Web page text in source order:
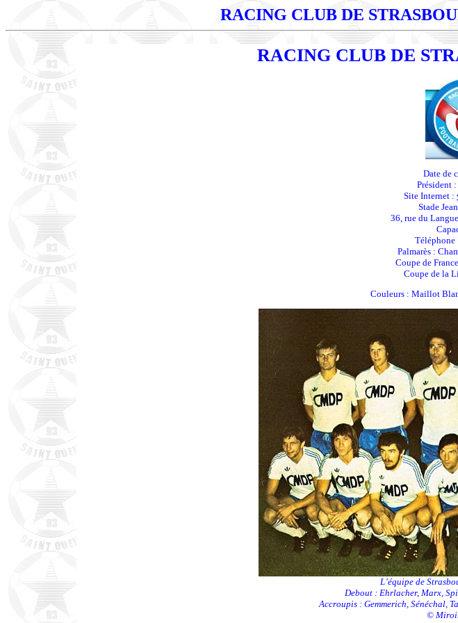
RACING CLUB DE
RACING CLUB DE
Date de
Président
Site Internet :
Stade
36, rue du
Téléphone
Palmarès :
Coupe de
Coupe de la
Couleurs : Maillot
L’équipe de
Debout : Ehrlacher, Marx,
Accroupis : Gemmerich, Sénéchal,
©